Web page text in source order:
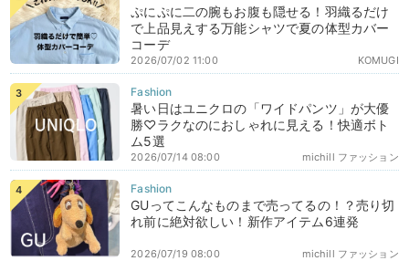
ぷにぷに二の腕もお腹も隠せる！羽織るだけ
で上品見えする万能シャツで夏の体型カバー
コーデ
KOMUGI
2026/07/02 11:00
暑い日はユニクロの「ワイドパンツ」が大優
勝♡ラクなのにおしゃれに見える！快適ボト
ム5選
michill ファッション
2026/07/14 08:00
GUってこんなものまで売ってるの！？売り切
れ前に絶対欲しい！新作アイテム6連発
michill ファッション
2026/07/19 08:00